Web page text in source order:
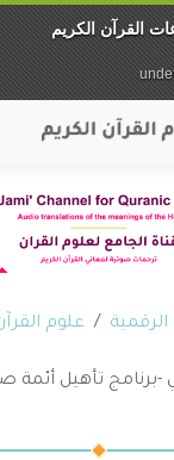
الرقمية
علوم
-برنامج تأهيل أئمة
القرآن الكريم